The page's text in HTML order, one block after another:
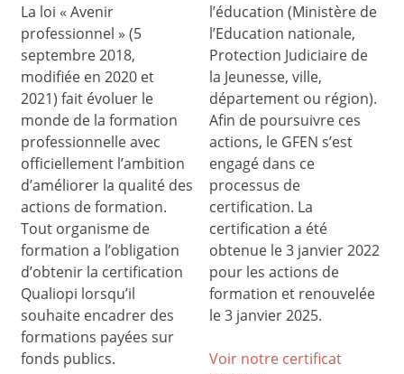
La loi « Avenir
professionnel » (5
septembre 2018,
modifiée en 2020 et
2021) fait évoluer le
monde de la formation
professionnelle avec
officiellement l’ambition
d’améliorer la qualité des
actions de formation.
Tout organisme de
formation a l’obligation
d’obtenir la certification
Qualiopi lorsqu’il
souhaite encadrer des
formations payées sur
fonds publics.
l’éducation (Ministère de
l’Education nationale,
Protection Judiciaire de
la Jeunesse, ville,
département ou région).
Afin de poursuivre ces
actions, le GFEN s’est
engagé dans ce
processus de
certification. La
certification a été
obtenue le 3 janvier 2022
pour les actions de
formation et renouvelée
le 3 janvier 2025.
Voir notre certificat